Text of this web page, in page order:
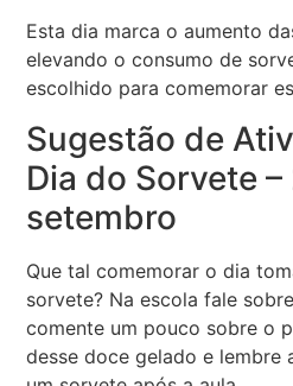
Esta dia marca o aumento
elevando o consumo de
escolhido para comemorar
Sugestão de
Dia do Sorvete
setembro
Que tal comemorar o dia
sorvete? Na escola fale
comente um pouco sobre o
desse doce gelado e lembre